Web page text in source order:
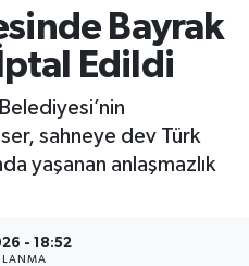
Bayrak
Edildi
sahneye dev Türk
yaşanan anlaşmazlık
- 18:52
Haritası
ve Fikstür